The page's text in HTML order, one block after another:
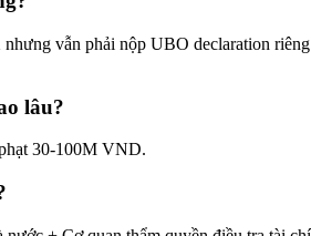
vẫn phải nộp UBO declaration
lâu?
30-100M VND.